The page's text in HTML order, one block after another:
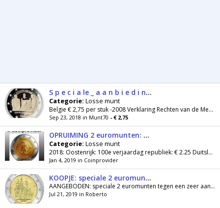
S p e c i a le _ a a n b i e d i n g € 2 m u n t e n _ unc
Categorie: Losse munt
Belgie € 2,75 per stuk -2008 Verklaring Rechten van de Mens -2009 Louis Braille -2010 Voorzitter EU -2011 Eerste Vrouwendag -2012...
Sep 23, 2018 in Munt70 - € 2,75
OPRUIMING 2 euromunten: UNC
Categorie: Losse munt
2018: Oostenrijk: 100e verjaardag republiek: € 2.25 Duitsland: Helmut Scmidt: (set van 5 A-D-F-G-J): € 11.50 Duitsland: Charlotteburg: (set van 5...
Jan 4, 2019 in Coinprovider
KOOPJE: speciale 2 euromunten € 2,75 p.st. / 4 voor € 9,99
AANGEBODEN: speciale 2 euromunten tegen een zeer aantrekkelijke prijs. Alle munten zijn in UNC-kwaliteit, behalve de Nederland 2 euro 2011 - Erasmus,...
Jul 21, 2019 in Roberto